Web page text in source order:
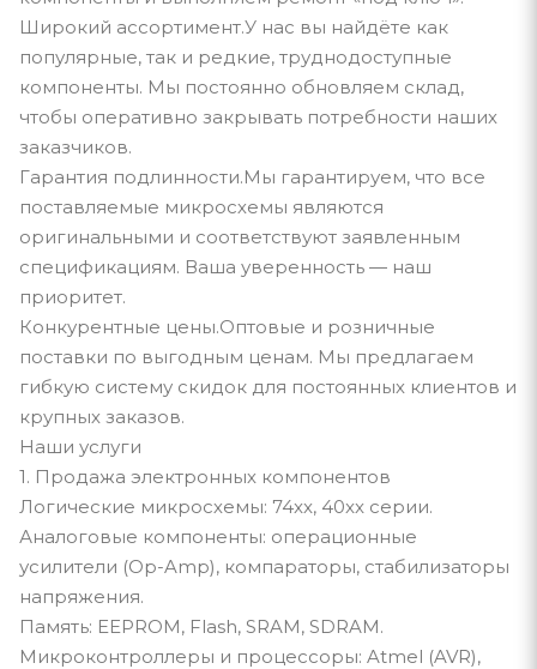
Широкий ассортимент.У нас вы найдёте как
популярные, так и редкие, труднодоступные
компоненты. Мы постоянно обновляем склад,
чтобы оперативно закрывать потребности наших
заказчиков.
Гарантия подлинности.Мы гарантируем, что все
поставляемые микросхемы являются
оригинальными и соответствуют заявленным
спецификациям. Ваша уверенность — наш
приоритет.
Конкурентные цены.Оптовые и розничные
поставки по выгодным ценам. Мы предлагаем
гибкую систему скидок для постоянных клиентов и
крупных заказов.
Наши услуги
1. Продажа электронных компонентов
Логические микросхемы: 74xx, 40xx серии.
Аналоговые компоненты: операционные
усилители (Op-Amp), компараторы, стабилизаторы
напряжения.
Память: EEPROM, Flash, SRAM, SDRAM.
Микроконтроллеры и процессоры: Atmel (AVR),